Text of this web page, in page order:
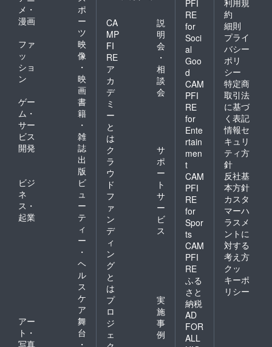
後日郵
送致し
ます！
時 ２
名様ラ
ンチ
セット
提供
（ワン
ドリン
き）
道名産
品をお
持ち帰
り頂け
（よし
やすの
豚まん
等） 北
海道の
美味し
い食材
を使用
メ・
漫画
ポ
ー
ツ
ファ
ッ
ショ
ン
映
像
・
映
画
ゲー
ム・
サー
ビス
開発
書
籍
・
雑
誌
出
版
ビジ
ネ
ス・
起業
ビ
ュ
ー
テ
ィ
ー
・
ヘ
ル
ス
ケ
ア
アー
ト・
写真
舞
台
・
CA
MP
FI
RE
ア
カ
デ
ミ
ー
と
は
説
明
会
・
相
談
会
ク
ラ
ウ
ド
フ
ァ
ン
デ
ィ
ン
グ
と
は
サ
ポ
ー
ト
サ
ー
ビ
ス
プ
ロ
ジ
ェ
実
施
事
例
PFI
RE
for
Soci
al
Goo
d
CAM
PFI
RE
for
Ente
rtain
men
t
CAM
PFI
RE
for
Spor
ts
CAM
PFI
RE
ふる
さと
納税
AD
FOR
ALL
約
細則
プライ
バシー
ポリ
シー
特定商
取引法
に基づ
く表記
情報セ
キュリ
ティ方
針
反社基
本方針
カスタ
マーハ
ラスメ
ントに
対する
考え方
クッ
キーポ
リシー